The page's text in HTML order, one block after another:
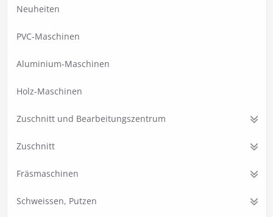
Neuheiten
PVC-Maschinen
Aluminium-Maschinen
Holz-Maschinen
Zuschnitt und Bearbeitungszentrum
Zuschnitt
Fräsmaschinen
Schweissen, Putzen